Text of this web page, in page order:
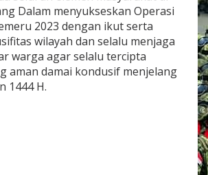
Dalam menyukseskan Operasi
2023 dengan ikut serta
wilayah dan selalu menjaga
warga agar selalu tercipta
aman damai kondusif menjelang
1444 H.